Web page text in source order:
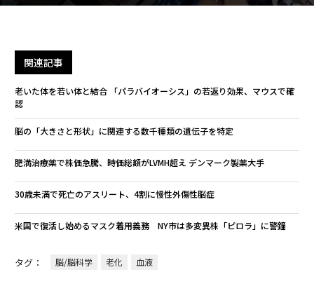
関連記事
老いた体を若い体と結合 「パラバイオーシス」の若返り効果、マウスで確
認
脳の「大きさと形状」に関連する数千種類の遺伝子を特定
肥満治療薬で株価急騰、時価総額がLVMH超え デンマーク製薬大手
30歳未満で死亡のアスリート、4割に慢性外傷性脳症
米国で復活し始めるマスク着用義務 NY市は多変異株「ピロラ」に警鐘
タグ： 脳/脳科学 老化 血液